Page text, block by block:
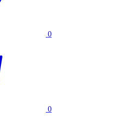
0
0